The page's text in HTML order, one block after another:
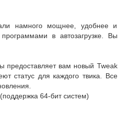
намного мощнее, удобнее и
в автозагрузке. Вы
предоставляет вам новый Tweak
статус для каждого твика. Все
64-бит систем)